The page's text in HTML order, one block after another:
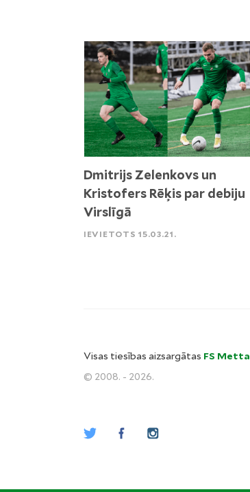
Dmitrijs Zelenkovs un
Kristofers Rēķis par debiju
Virslīgā
IEVIETOTS 15.03.21.
Visas tiesības aizsargātas FS Metta
© 2008. - 2026.